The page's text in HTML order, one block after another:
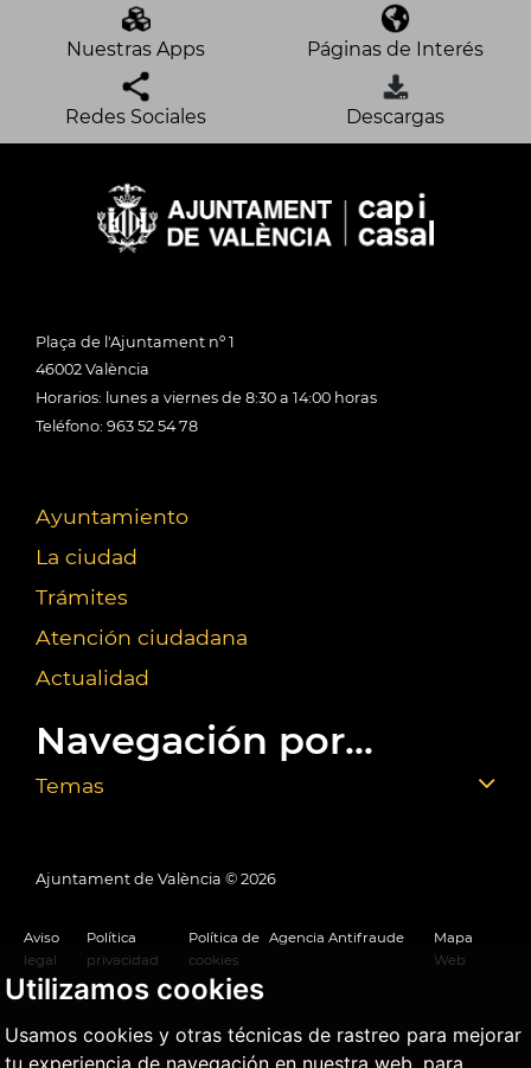
Utilizamos cookies
Usamos cookies y otras técnicas de rastreo para mejorar
tu experiencia de navegación en nuestra web, para
Nuestras Apps Páginas de Interés
Redes Sociales Descargas
Plaça de l'Ajuntament nº 1
46002 València
Horarios: lunes a viernes de 8:30 a 14:00 horas
Teléfono: 963 52 54 78
Ayuntamiento
La ciudad
Trámites
Atención ciudadana
Actualidad
Navegación por...
Temas
Ajuntament de València © 2026
Aviso
legal
Política
privacidad
Política de
cookies
Agencia Antifraude
Mapa
Web